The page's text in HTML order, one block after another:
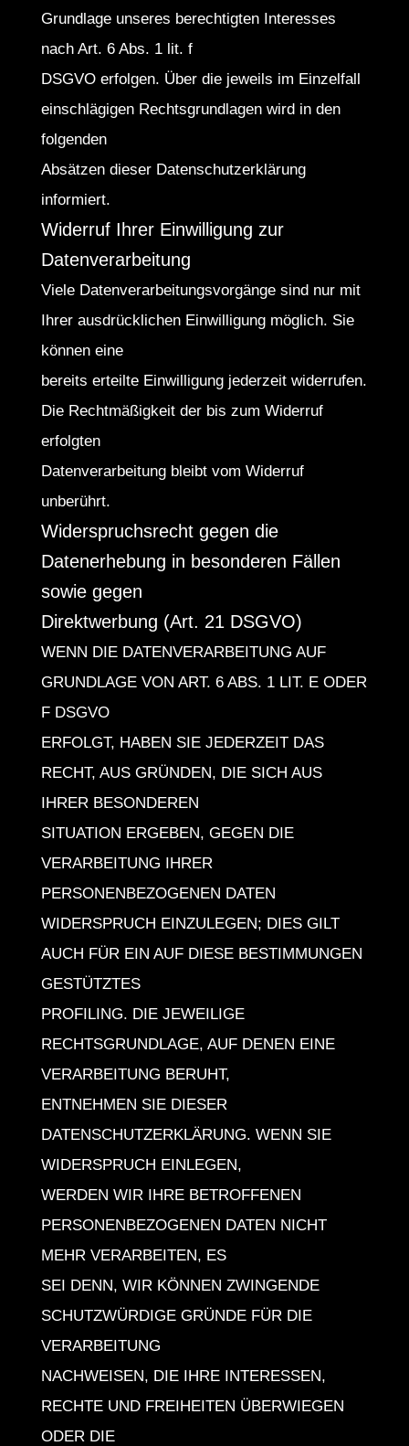
Grundlage unseres berechtigten Interesses
nach Art. 6 Abs. 1 lit. f
DSGVO erfolgen. Über die jeweils im Einzelfall
einschlägigen Rechtsgrundlagen wird in den
folgenden
Absätzen dieser Datenschutzerklärung
informiert.
Widerruf Ihrer Einwilligung zur
Datenverarbeitung
Viele Datenverarbeitungsvorgänge sind nur mit
Ihrer ausdrücklichen Einwilligung möglich. Sie
können eine
bereits erteilte Einwilligung jederzeit widerrufen.
Die Rechtmäßigkeit der bis zum Widerruf
erfolgten
Datenverarbeitung bleibt vom Widerruf
unberührt.
Widerspruchsrecht gegen die
Datenerhebung in besonderen Fällen
sowie gegen
Direktwerbung (Art. 21 DSGVO)
WENN DIE DATENVERARBEITUNG AUF
GRUNDLAGE VON ART. 6 ABS. 1 LIT. E ODER
F DSGVO
ERFOLGT, HABEN SIE JEDERZEIT DAS
RECHT, AUS GRÜNDEN, DIE SICH AUS
IHRER BESONDEREN
SITUATION ERGEBEN, GEGEN DIE
VERARBEITUNG IHRER
PERSONENBEZOGENEN DATEN
WIDERSPRUCH EINZULEGEN; DIES GILT
AUCH FÜR EIN AUF DIESE BESTIMMUNGEN
GESTÜTZTES
PROFILING. DIE JEWEILIGE
RECHTSGRUNDLAGE, AUF DENEN EINE
VERARBEITUNG BERUHT,
ENTNEHMEN SIE DIESER
DATENSCHUTZERKLÄRUNG. WENN SIE
WIDERSPRUCH EINLEGEN,
WERDEN WIR IHRE BETROFFENEN
PERSONENBEZOGENEN DATEN NICHT
MEHR VERARBEITEN, ES
SEI DENN, WIR KÖNNEN ZWINGENDE
SCHUTZWÜRDIGE GRÜNDE FÜR DIE
VERARBEITUNG
NACHWEISEN, DIE IHRE INTERESSEN,
RECHTE UND FREIHEITEN ÜBERWIEGEN
ODER DIE